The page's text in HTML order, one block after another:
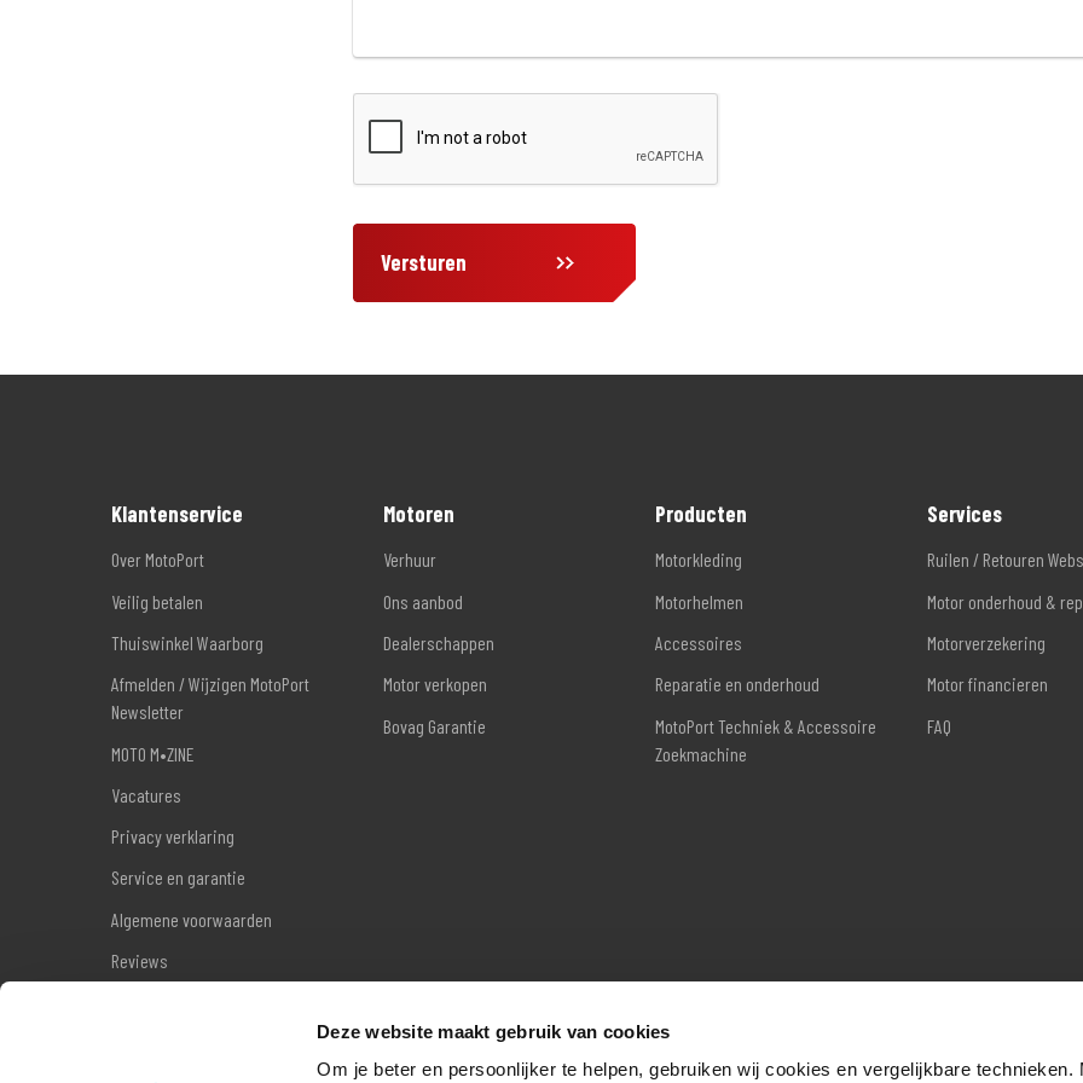
Deze website maakt gebruik van cookies
Om je beter en persoonlijker te helpen, gebruiken wij cookies en vergelijkbare technieken.
Versturen
Klantenservice
Over MotoPort
Veilig betalen
Thuiswinkel Waarborg
Afmelden / Wijzigen MotoPort
Newsletter
MOTO M•ZINE
Vacatures
Privacy verklaring
Service en garantie
Algemene voorwaarden
Reviews
Motoren
Verhuur
Ons aanbod
Dealerschappen
Motor verkopen
Bovag Garantie
Producten
Motorkleding
Motorhelmen
Accessoires
Reparatie en onderhoud
MotoPort Techniek & Accessoire
Zoekmachine
Services
Ruilen / Retouren
Motor onderhoud &
Motorverzekering
Motor financieren
FAQ